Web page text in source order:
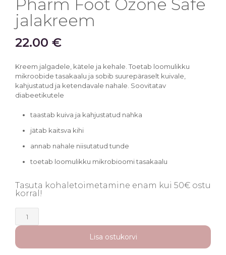
Pharm Foot Ozone Safe
jalakreem
22.00 €
Kreem jalgadele, kätele ja kehale. Toetab loomulikku
mikroobide tasakaalu ja sobib suurepäraselt kuivale,
kahjustatud ja ketendavale nahale. Soovitatav
diabeetikutele
taastab kuiva ja kahjustatud nahka
jätab kaitsva kihi
annab nahale niisutatud tunde
toetab loomulikku mikrobioomi tasakaalu
Tasuta kohaletoimetamine enam kui 50€ ostu
korral!
Foot
Ozone
jalakreem
Lisa ostukorvi